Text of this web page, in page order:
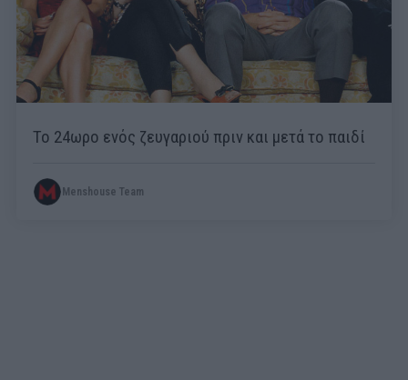
Το 24ωρο ενός ζευγαριού πριν και μετά το παιδί
Menshouse Team